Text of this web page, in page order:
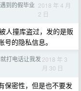
到的假毕业 2018 年 4 月
2 日
人撞库盗过，发的是贩
的隐私信息。
打电话让我发 2018 年 3
月 30 日
保密性，但是也不要发